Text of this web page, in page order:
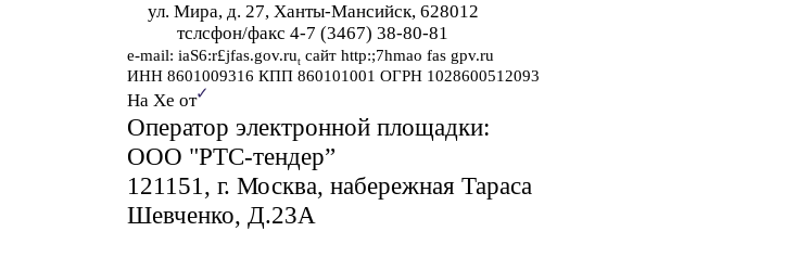
ул. Мира, д. 27, Ханты-Мансийск, 628012
тслсфон/факс 4-7 (3467) 38-80-81
e-mail: iaS6:r£jfas.gov.rut сайт http:;7hmao fas gpv.ru
ИНН 8601009316 КПП 860101001 ОГРН 1028600512093
✓
На Хе от
Оператор электронной площадки:
ООО "РТС-тендер”
121151, г. Москва, набережная Тараса
Шевченко, Д.23А